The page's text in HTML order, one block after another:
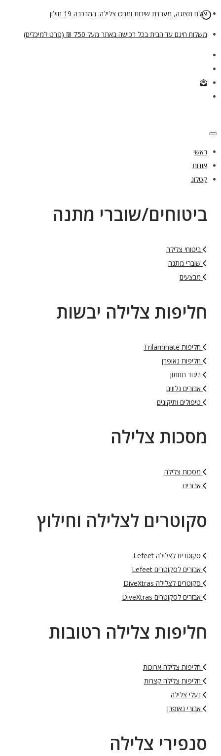
אולם תצוגה, מעבדת שירות ומרכז צלילה: המרכבה 19 חולון
משלוח חינם עד הבית בכל רכישה באתר מעל 750 ₪ (פרט למיכלים)
ראשי
אודות
קטלוג
ביטוחים/שוברי מתנה
ביטוחי צלילה
שוברי מתנה
מבצעים
חליפות צלילה יבשות
חליפות Trilaminate
חליפות נאופרן
ביגוד תחתון
אבזרים נלווים
טיפולים ותיקונים
מסכות צלילה
מסכות צלילה
אבזרים
סקוטרים לצלילה וחילוץ
סקוטרים לצלילה Lefeet
אבזרים לסקוטרים Lefeet
סקוטרים לצלילה DiveXtras
אבזרים לסקוטרים DiveXtras
חליפות צלילה רטובות
חליפות צלילה ארוכות
חליפות צלילה קצרות
נעלי צלילה
אבזרי נאופרן
סנפירי צלילה